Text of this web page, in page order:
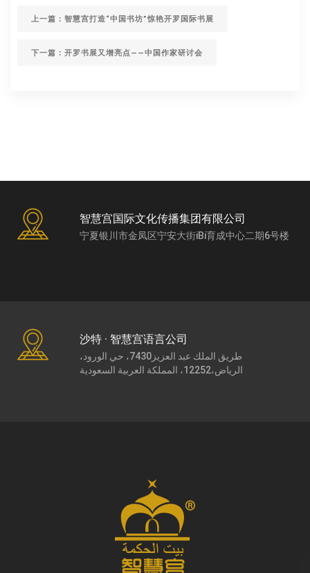
上一篇：智慧宫打造“中国书坊”惊艳开罗国际书展
下一篇：开罗书展又增亮点——中国作家研讨会
智慧宫国际文化传播集团有限公司
宁夏银川市金凤区宁安大街iBi育成中心二期6号楼
沙特 · 智慧宫语言公司
طريق الملك عبد العزيز7430، حي الورود،
الرياض،12252، المملكة العربية السعودية